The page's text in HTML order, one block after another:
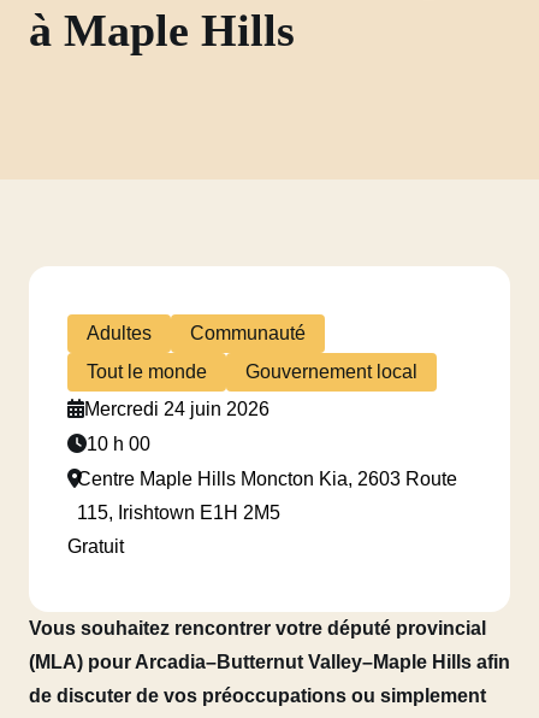
à Maple Hills
Adultes
Communauté
Tout le monde
Gouvernement local
Mercredi 24 juin 2026
10 h 00
Centre Maple Hills Moncton Kia, 2603 Route
115, Irishtown E1H 2M5
Gratuit
Vous souhaitez rencontrer votre député provincial
(MLA) pour Arcadia–Butternut Valley–Maple Hills afin
de discuter de vos préoccupations ou simplement